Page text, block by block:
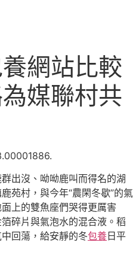
網站比較
媒聯村共
出沒、呦呦鹿叫而得名的湖
苑村，與今年“農閑冬歇”的氣
上的雙魚座們哭得更厲害
碎片與氣泡水的混合液。稻
回蕩，給安靜的冬包養 日平